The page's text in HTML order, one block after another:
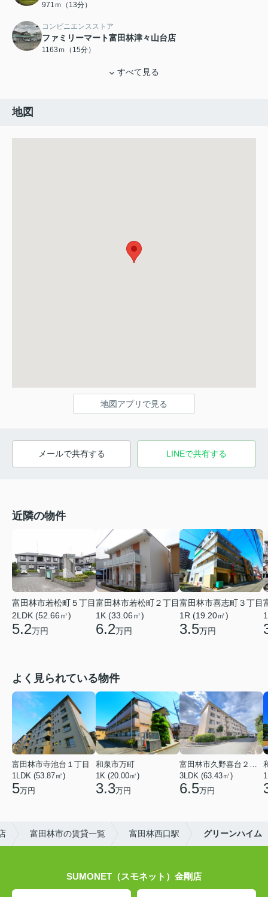
971ｍ（13分）
コンビニエンスストア
ファミリーマート富田林津々山台店
1163ｍ（15分）
すべて見る
地図
地図アプリで見る
メールで共有する LINEで共有する
近隣の物件
富田林市若松町５丁目
2LDK (52.66㎡)
5.2万円
富田林市若松町２丁目
1K (33.06㎡)
6.2万円
富田林市喜志町３丁目
1R (19.20㎡)
3.5万円
よく見られている物件
富田林市寺池台１丁目
1LDK (53.87㎡)
5万円
和泉市万町
1K (20.00㎡)
3.3万円
富田林市久野喜台２丁目
3LDK (63.43㎡)
6.5万円
富田林市の賃貸一覧 富田林西口駅 グリーンハイム
SUMONET（スモネット）金剛店